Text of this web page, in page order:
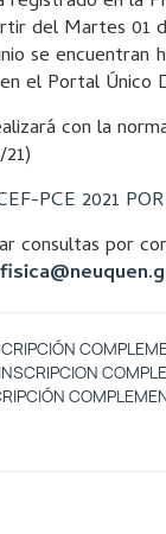
del Martes 01
se encuentran
el Portal Único
con la
PCE 2021
consultas por